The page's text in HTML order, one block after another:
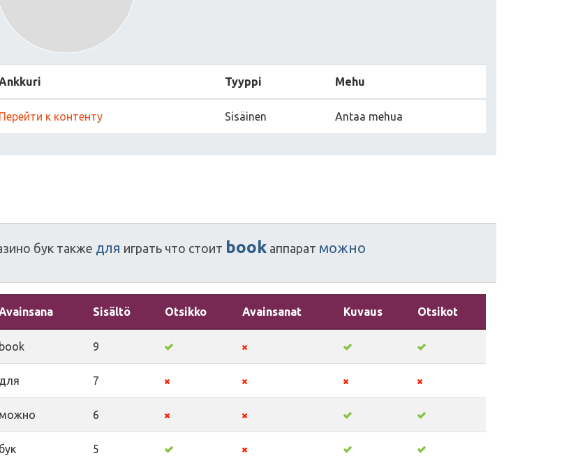
Tyyppi Mehu
Перейти к контенту Sisäinen Antaa mehua
бук также для играть что стоит book аппарат можно
Sisältö Otsikko Avainsanat Kuvaus Otsikot
book 9
для 7
можно 6
бук 5